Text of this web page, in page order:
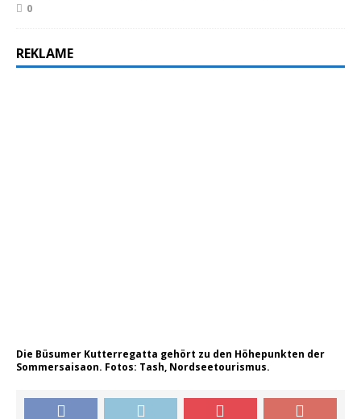
0
REKLAME
Die Büsumer Kutterregatta gehört zu den Höhepunkten der
Sommersaisaon. Fotos: Tash, Nordseetourismus.